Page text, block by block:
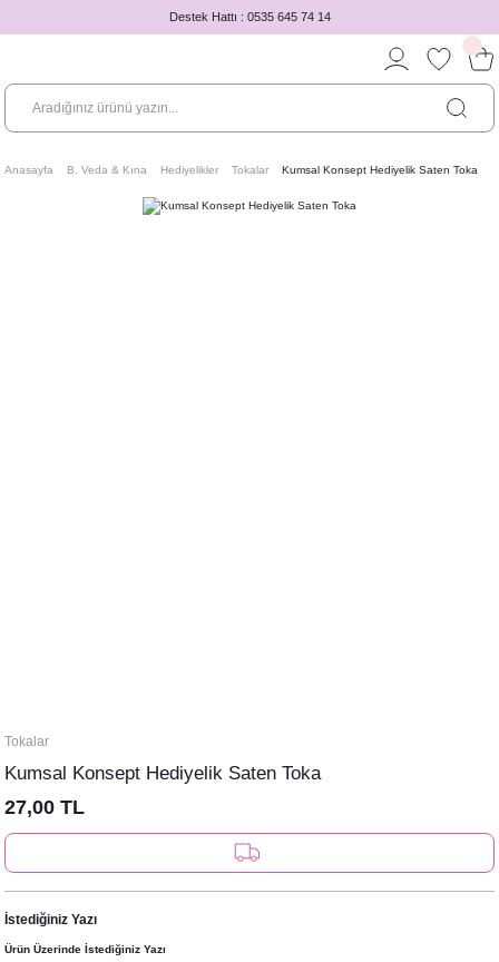
Destek Hattı : 0535 645 74 14
Anasayfa B. Veda & Kına Hediyelikler Tokalar Kumsal Konsept Hediyelik Saten Toka
Tokalar
Kumsal Konsept Hediyelik Saten Toka
27,00 TL
İstediğiniz Yazı
Ürün Üzerinde İstediğiniz Yazı